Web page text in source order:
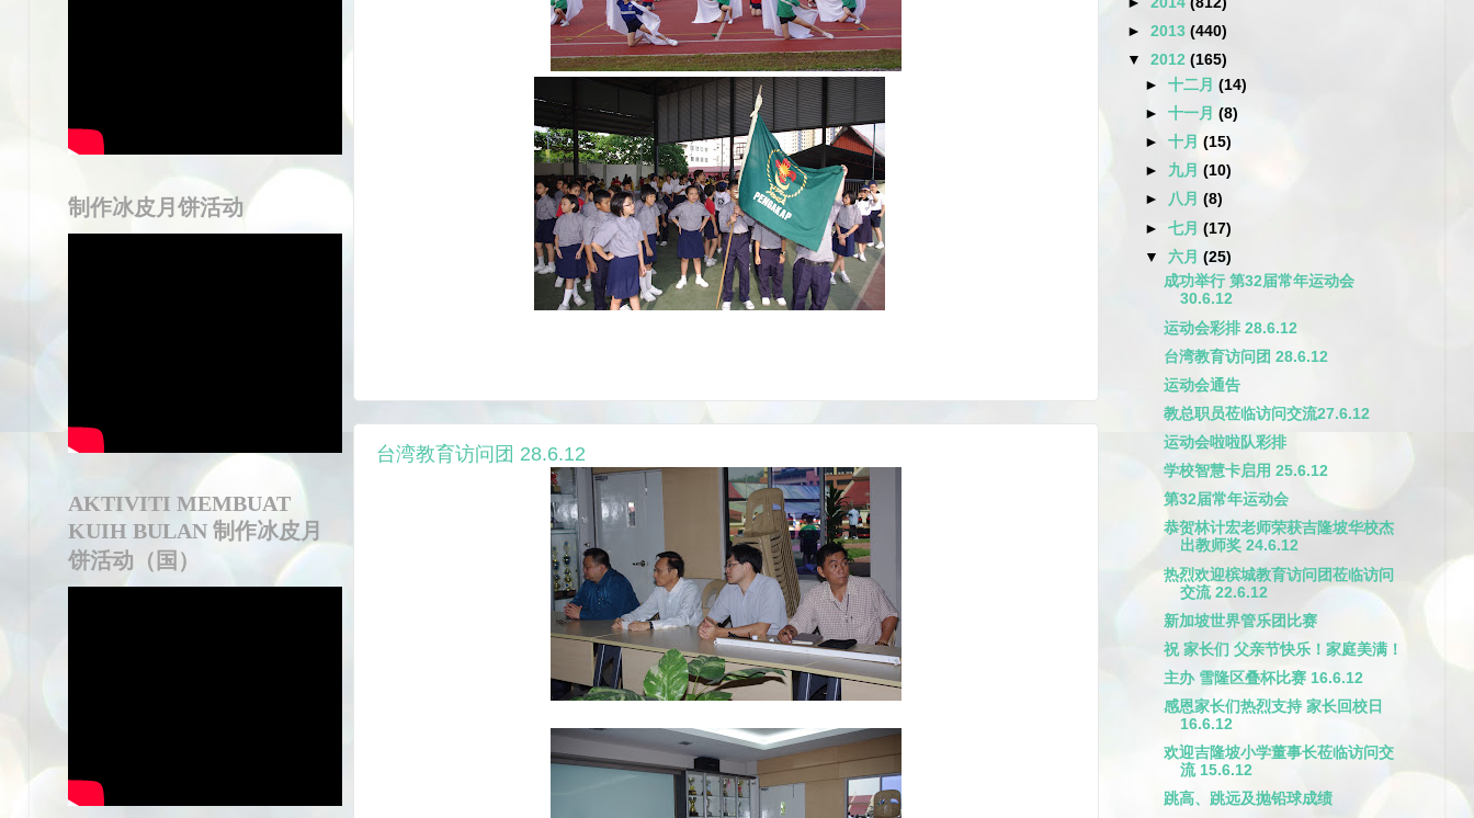
台湾教育访问团 28.6.12
制作冰皮月饼活动
AKTIVITI MEMBUAT
KUIH BULAN 制作冰皮月
饼活动（国）
► 2013 (440)
▼ 2012 (165)
►十二月(14)
►十一月(8)
►十月(15)
► 九月(10)
► 八月(8)
►七月(17)
▼六月(25)
成功举行 第32届常年运动会
30.6.12
运动会彩排 28.6.12
台湾教育访问团 28.6.12
运动会通告
教总职员莅临访问交流27.6.12
运动会啦啦队彩排
学校智慧卡启用 25.6.12
第32届常年运动会
恭贺林计宏老师荣获吉隆坡华校杰
出教师奖 24.6.12
热烈欢迎槟城教育访问团莅临访问
交流 22.6.12
新加坡世界管乐团比赛
祝 家长们 父亲节快乐！家庭美满！
主办 雪隆区叠杯比赛 16.6.12
感恩家长们热烈支持 家长回校日
16.6.12
欢迎吉隆坡小学董事长莅临访问交
流 15.6.12
跳高、跳远及抛铅球成绩